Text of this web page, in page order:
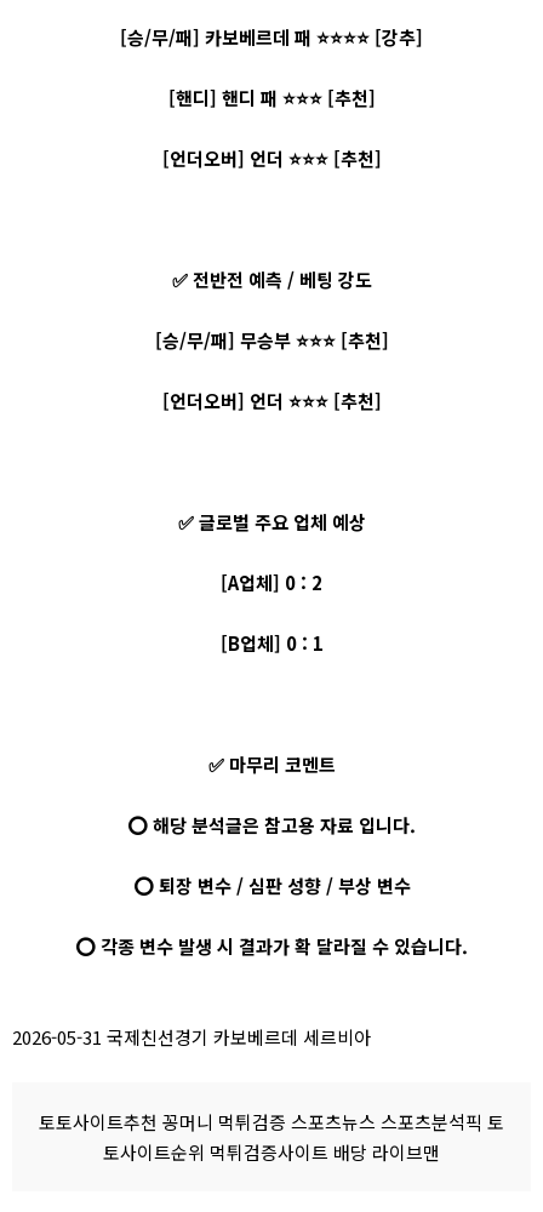
[승/무/패] 카보베르데 패 ⭐⭐⭐⭐ [강추]
[핸디] 핸디 패 ⭐⭐⭐ [추천]
[언더오버] 언더 ⭐⭐⭐ [추천]
✅ 전반전 예측 / 베팅 강도
[승/무/패] 무승부 ⭐⭐⭐ [추천]
[언더오버] 언더 ⭐⭐⭐ [추천]
✅ 글로벌 주요 업체 예상
[A업체] 0 : 2
[B업체] 0 : 1
✅ 마무리 코멘트
⭕ 해당 분석글은 참고용 자료 입니다.
⭕ 퇴장 변수 / 심판 성향 / 부상 변수
⭕ 각종 변수 발생 시 결과가 확 달라질 수 있습니다.
2026-05-31 국제친선경기 카보베르데 세르비아
토토사이트추천 꽁머니 먹튀검증 스포츠뉴스 스포츠분석픽 토
토사이트순위 먹튀검증사이트 배당 라이브맨